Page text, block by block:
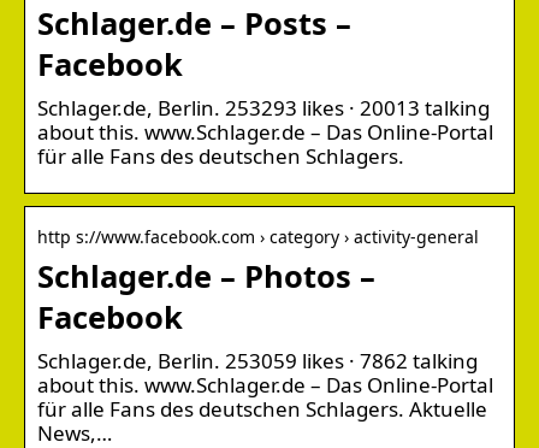
Schlager.de – Posts –
Facebook
Schlager.de, Berlin. 253293 likes · 20013 talking
about this. www.Schlager.de – Das Online-Portal
für alle Fans des deutschen Schlagers.
http s://www.facebook.com › category › activity-general
Schlager.de – Photos –
Facebook
Schlager.de, Berlin. 253059 likes · 7862 talking
about this. www.Schlager.de – Das Online-Portal
für alle Fans des deutschen Schlagers. Aktuelle
News,…